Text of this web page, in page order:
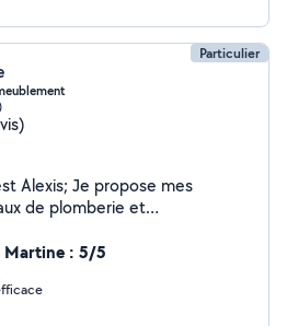
Particulier
mes
de plomberie et
depuis 20 ans, et de mes
je m'engage à vous
: -
Martine : 5/5